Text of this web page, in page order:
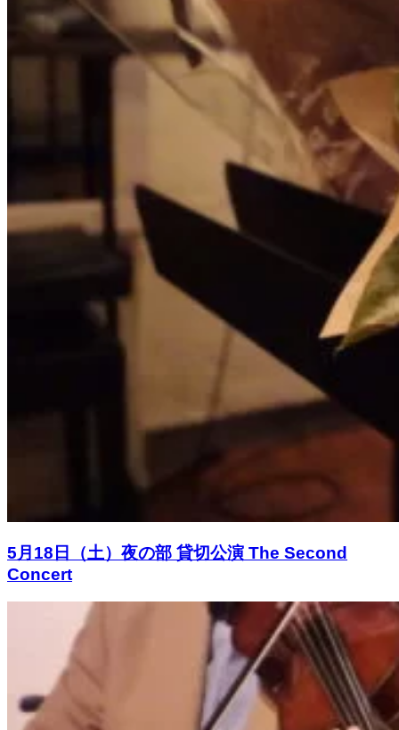
5月18日（土）夜の部 貸切公演 The Second
Concert